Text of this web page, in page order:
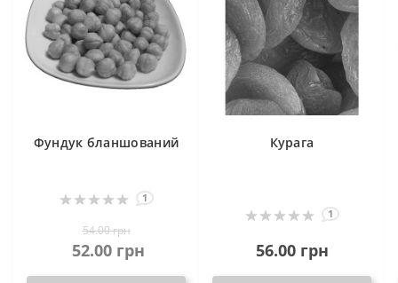
Фундук бланшований
1
54.00 грн
52.00 грн
Курага
1
56.00 грн